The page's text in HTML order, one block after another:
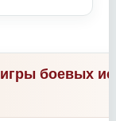
боевых